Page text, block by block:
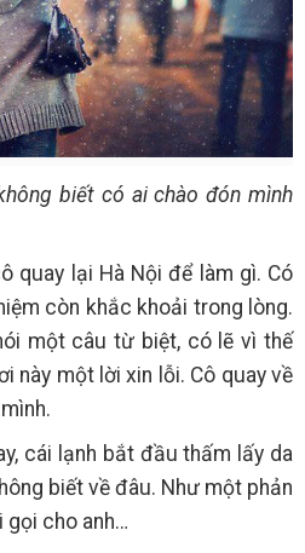
biết có ai chào đón mình
quay lại Hà Nội để làm gì. Có
còn khắc khoải trong lòng.
một câu từ biệt, có lẽ vì thế
này một lời xin lỗi. Cô quay về
cái lạnh bắt đầu thấm lấy da
biết về đâu. Như một phản
gọi cho anh…